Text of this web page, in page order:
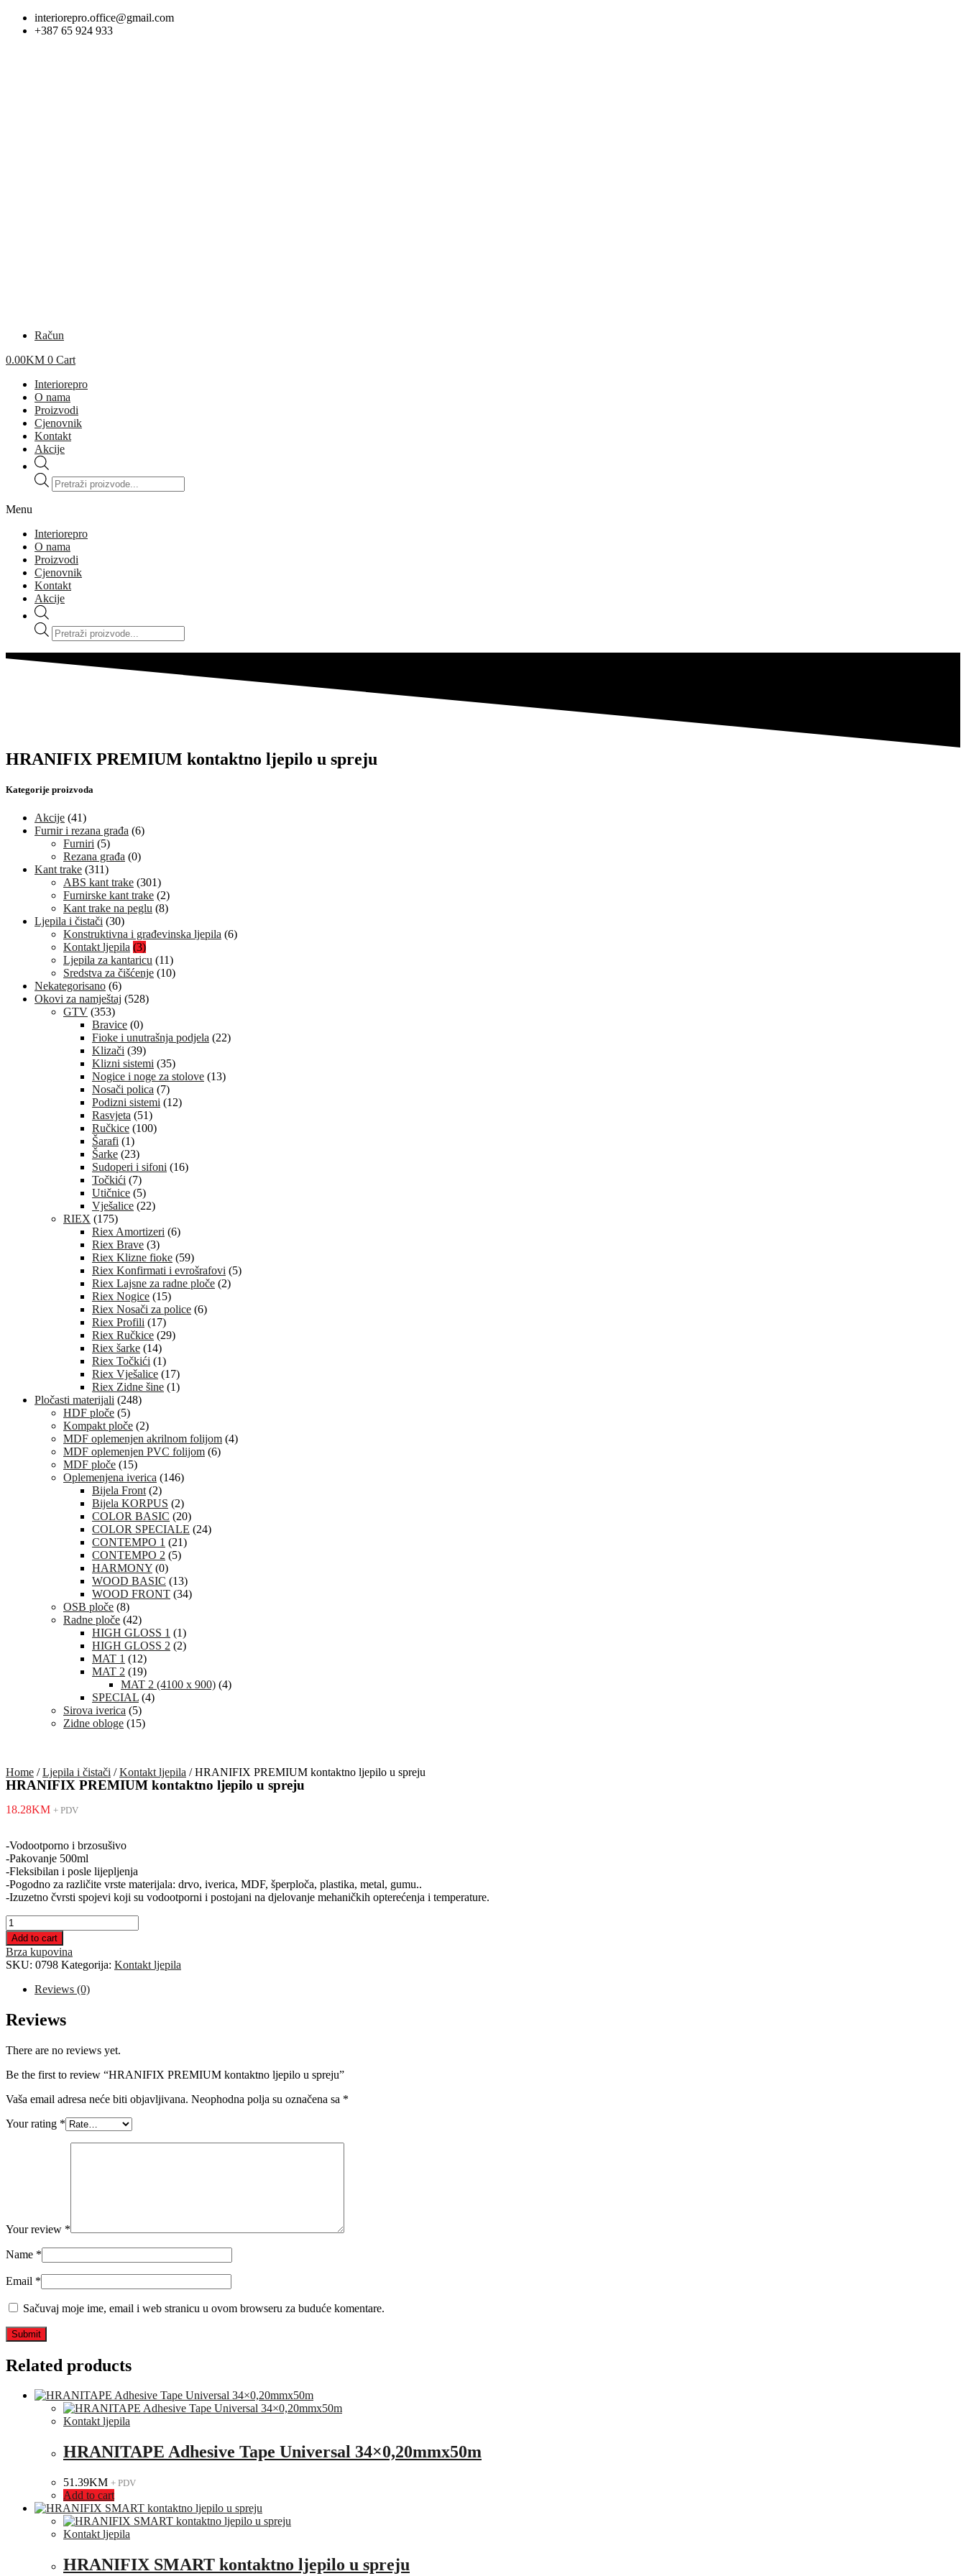
Skip
interiorepro.office@gmail.com
+387 65 924 933
Račun
0.00KM 0 Cart
Interiorepro
O nama
Proizvodi
Cjenovnik
Kontakt
Akcije
Products
search
Menu
Interiorepro
O nama
Proizvodi
Cjenovnik
Kontakt
Akcije
Products
search
HRANIFIX PREMIUM kontaktno ljepilo u spreju
Kategorije proizvoda
Akcije (41)
Furnir i rezana građa (6)
Furniri (5)
Rezana građa (0)
Kant trake (311)
ABS kant trake (301)
Furnirske kant trake (2)
Kant trake na peglu (8)
Ljepila i čistači (30)
Konstruktivna i građevinska ljepila (6)
Kontakt ljepila (3)
Ljepila za kantaricu (11)
Sredstva za čišćenje (10)
Nekategorisano (6)
Okovi za namještaj (528)
GTV (353)
Bravice (0)
Fioke i unutrašnja podjela (22)
Klizači (39)
Klizni sistemi (35)
Nogice i noge za stolove (13)
Nosači polica (7)
Podizni sistemi (12)
Rasvjeta (51)
Ručkice (100)
Šarafi (1)
Šarke (23)
Sudoperi i sifoni (16)
Točkići (7)
Utičnice (5)
Vješalice (22)
RIEX (175)
Riex Amortizeri (6)
Riex Brave (3)
Riex Klizne fioke (59)
Riex Konfirmati i evrošrafovi (5)
Riex Lajsne za radne ploče (2)
Riex Nogice (15)
Riex Nosači za police (6)
Riex Profili (17)
Riex Ručkice (29)
Riex šarke (14)
Riex Točkići (1)
Riex Vješalice (17)
Riex Zidne šine (1)
Pločasti materijali (248)
HDF ploče (5)
Kompakt ploče (2)
MDF oplemenjen akrilnom folijom (4)
MDF oplemenjen PVC folijom (6)
MDF ploče (15)
Oplemenjena iverica (146)
Bijela Front (2)
Bijela KORPUS (2)
COLOR BASIC (20)
COLOR SPECIALE (24)
CONTEMPO 1 (21)
CONTEMPO 2 (5)
HARMONY (0)
WOOD BASIC (13)
WOOD FRONT (34)
OSB ploče (8)
Radne ploče (42)
HIGH GLOSS 1 (1)
HIGH GLOSS 2 (2)
MAT 1 (12)
MAT 2 (19)
MAT 2 (4100 x 900) (4)
SPECIAL (4)
Sirova iverica (5)
Zidne obloge (15)
Home /Ljepila i čistači /Kontakt ljepila / HRANIFIX PREMIUM kontaktno ljepilo u spreju
HRANIFIX PREMIUM kontaktno ljepilo u spreju
18.28KM + PDV
-Vodootporno i brzosušivo
-Pakovanje 500ml
-Fleksibilan i posle lijepljenja
-Pogodno za različite vrste materijala: drvo, iverica, MDF, šperploča, plastika, metal, gumu..
-Izuzetno čvrsti spojevi koji su vodootporni i postojani na djelovanje mehaničkih opterećenja i temperature.
HRANIFIX
PREMIUM
kontaktno
ljepilo
u
spreju
quantity
Add to cart
Brza kupovina
SKU: 0798 Kategorija: Kontakt ljepila
Reviews (0)
Reviews
There are no reviews yet.
Be the first to review “HRANIFIX PREMIUM kontaktno ljepilo u spreju”
Vaša email adresa neće biti objavljivana. Neophodna polja su označena sa *
Your rating *
Your review *
Name *
Email *
Sačuvaj moje ime, email i web stranicu u ovom browseru za buduće komentare.
Related products
Kontakt ljepila
HRANITAPE Adhesive Tape Universal 34×0,20mmx50m
51.39KM + PDV
Add to cart
Kontakt ljepila
HRANIFIX SMART kontaktno ljepilo u spreju